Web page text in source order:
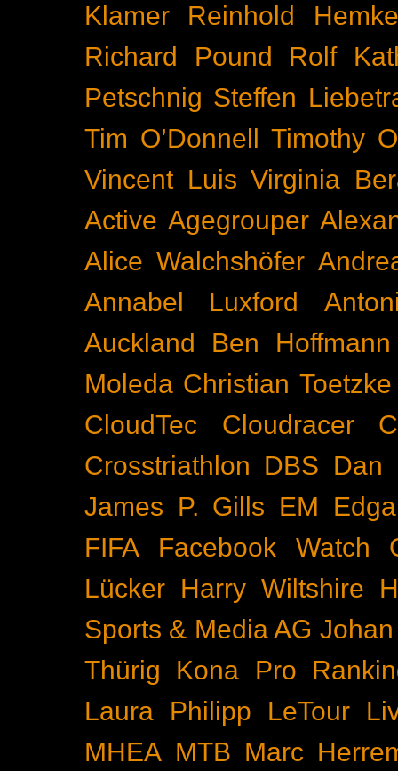
Klamer
Reinhold
Richard Pound
Rolf
Petschnig Steffen
Tim O’Donnell
Timothy
Vincent Luis Virginia
Active Agegrouper
Alice Walchshöfer
Annabel Luxford
Auckland
Ben Hoffmann
Moleda Christian Toetzke
CloudTec
Cloudracer
Crosstriathlon DBS Dan
James P. Gills EM
FIFA
Facebook Watch
Lücker Harry Wiltshire
Sports & Media AG
Thürig
Kona Pro
Laura Philipp
LeTour
MHEA MTB Marc